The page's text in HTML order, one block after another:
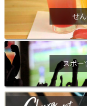
せ
スポー